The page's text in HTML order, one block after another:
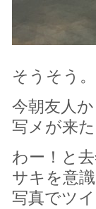
そうそう。
今朝友人
写メが来た
わー！と
サキを意
写真でツ